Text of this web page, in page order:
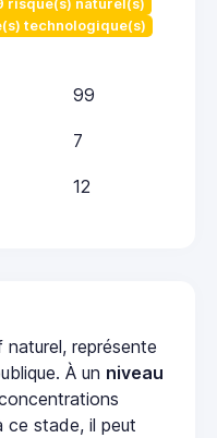
risque(s) naturel(s)
technologique(s)
99
7
12
représente
À un niveau
ce stade, il peut